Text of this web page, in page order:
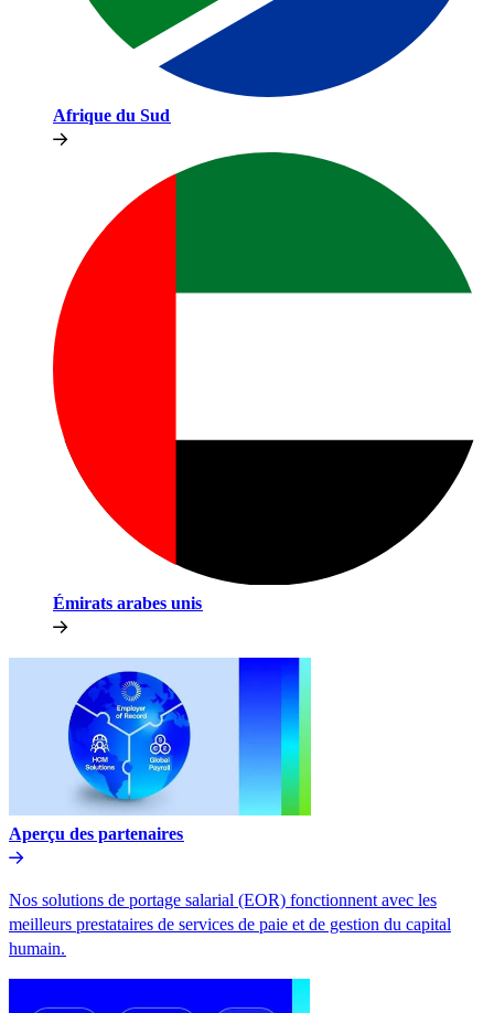
Afrique du Sud​​
Émirats arabes unis​​
Aperçu des partenaires​​
Nos solutions de portage salarial (EOR) fonctionnent avec les
meilleurs prestataires de services de paie et de gestion du capital
humain.​​